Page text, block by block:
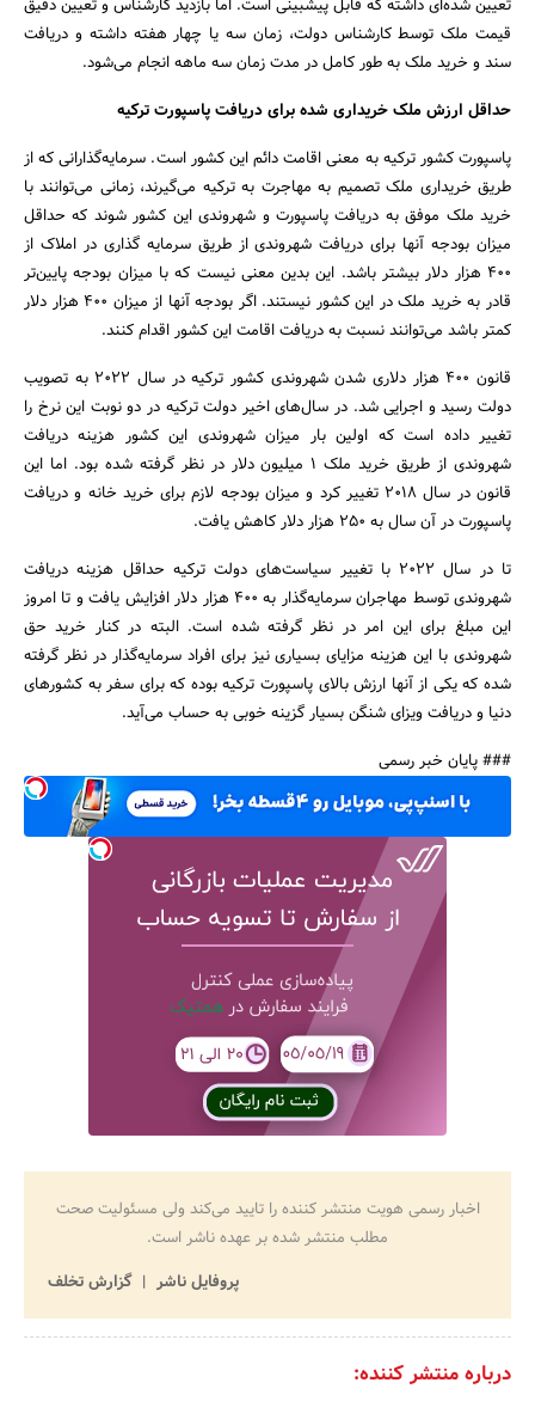
تعیین شده‌ای داشته که قابل پیشبینی است. اما بازدید کارشناس و تعیین دقیق
قیمت ملک توسط کارشناس دولت، زمان سه یا چهار هفته داشته و دریافت
سند و خرید ملک به طور کامل در مدت زمان سه ماهه انجام می‌شود.
حداقل ارزش ملک خریداری شده برای دریافت پاسپورت ترکیه
پاسپورت کشور ترکیه به معنی اقامت دائم این کشور است. سرمایه‌گذارانی که از
طریق خریداری ملک تصمیم به مهاجرت به ترکیه می‌گیرند، زمانی می‌توانند با
خرید ملک موفق به دریافت پاسپورت و شهروندی این کشور شوند که حداقل
میزان بودجه آنها برای دریافت شهروندی از طریق سرمایه گذاری در املاک از
۴۰۰ هزار دلار بیشتر باشد. این بدین معنی نیست که با میزان بودجه پایین‌تر
قادر به خرید ملک در این کشور نیستند. اگر بودجه آنها از میزان ۴۰۰ هزار دلار
کمتر باشد می‌توانند نسبت به دریافت اقامت این کشور اقدام کنند.
قانون ۴۰۰ هزار دلاری شدن شهروندی کشور ترکیه در سال ۲۰۲۲ به تصویب
دولت رسید و اجرایی شد. در سال‌های اخیر دولت ترکیه در دو نوبت این نرخ را
تغییر داده است که اولین بار میزان شهروندی این کشور هزینه دریافت
شهروندی از طریق خرید ملک ۱ میلیون دلار در نظر گرفته شده بود. اما این
قانون در سال ۲۰۱۸ تغییر کرد و میزان بودجه لازم برای خرید خانه و دریافت
پاسپورت در آن سال به ۲۵۰ هزار دلار کاهش یافت.
تا در سال ۲۰۲۲ با تغییر سیاست‌های دولت ترکیه حداقل هزینه دریافت
شهروندی توسط مهاجران سرمایه‌گذار به ۴۰۰ هزار دلار افزایش یافت و تا امروز
این مبلغ برای این امر در نظر گرفته شده است. البته در کنار خرید حق
شهروندی با این هزینه مزایای بسیاری نیز برای افراد سرمایه‌گذار در نظر گرفته
شده که یکی از آنها ارزش بالای پاسپورت ترکیه بوده که برای سفر به کشورهای
دنیا و دریافت ویزای شنگن بسیار گزینه خوبی به حساب می‌آید.
### پایان خبر رسمی
اخبار رسمی هویت منتشر کننده را تایید می‌کند ولی مسئولیت صحت
مطلب منتشر شده بر عهده ناشر است.
پروفایل ناشر
گزارش تخلف
درباره منتشر کننده: